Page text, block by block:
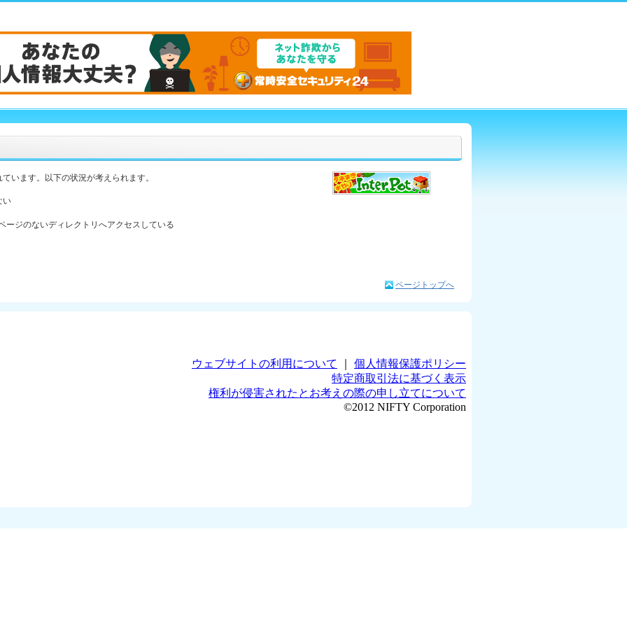
います。以下の状況が考えられます。
い
ージのないディレクトリへアクセスしている
ページトップへ